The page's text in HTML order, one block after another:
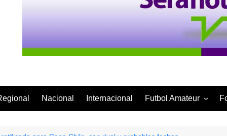
Nacional Internacional Futbol Amateur